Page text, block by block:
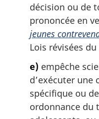
décision ou de
prononcée en
jeunes
Lois révisées du
e) empêche
d’exécuter une
spécifique ou
ordonnance du